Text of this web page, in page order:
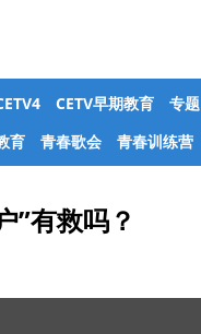
CETV早期教育
专题
育 青春歌会 青春训练营
”有救吗？